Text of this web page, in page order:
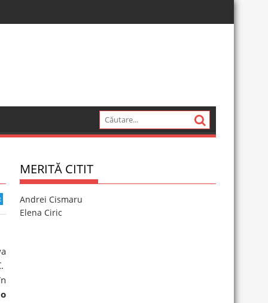
o
MERITĂ CITIT
Andrei Cismaru
Elena Ciric